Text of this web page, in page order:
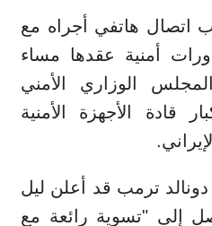
اتصال هاتفي أجراه مع
أمنية عقدها مساء
الوزاري الأمني
قادة الأجهزة الأمنية
ترمب قد أعلن ليل
إلى "تسوية رائعة مع